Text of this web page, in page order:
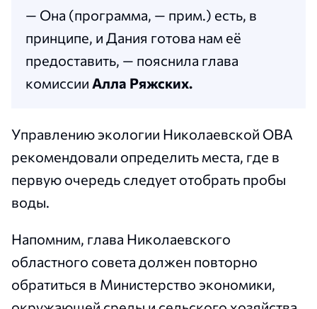
— Она (программа, — прим.) есть, в
принципе, и Дания готова нам её
предоставить, — пояснила глава
комиссии Алла Ряжских.
Управлению экологии Николаевской ОВА
рекомендовали определить места, где в
первую очередь следует отобрать пробы
воды.
Напомним, глава Николаевского
областного совета должен повторно
обратиться в Министерство экономики,